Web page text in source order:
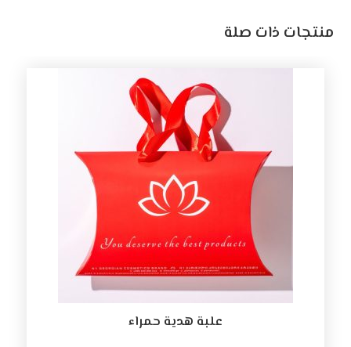
منتجات ذات صلة
علبة هدية حمراء